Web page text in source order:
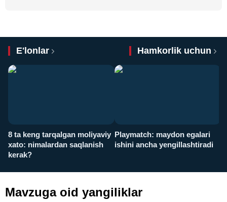
E'lonlar Hamkorlik uchun
8 ta keng tarqalgan moliyaviy
xato: nimalardan saqlanish
kerak?
Playmatch: maydon egalari
ishini ancha yengillashtiradi
Mavzuga oid yangiliklar